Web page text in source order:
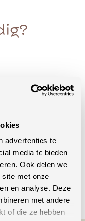
advertenties te
media te bieden
Ook delen we
site met onze
en analyse. Deze
met andere
of die ze hebben